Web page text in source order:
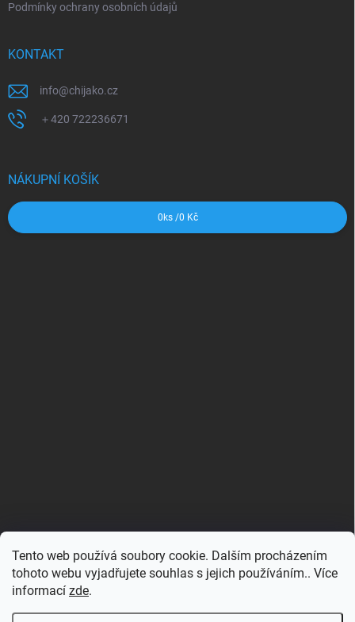
Tento web používá soubory cookie. Dalším procházením
tohoto webu vyjadřujete souhlas s jejich používáním.. Více
informací zde.
Podmínky ochrany osobních údajů
KONTAKT
info@chijako.cz
＋420 722236671
NÁKUPNÍ KOŠÍK
0 ks /0 Kč